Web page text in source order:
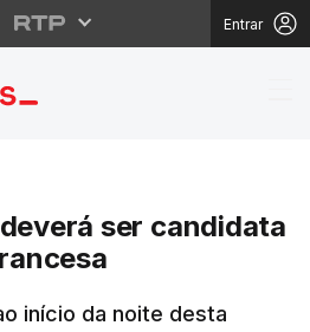
Entrar
Pen
ser candidata
início da noite desta